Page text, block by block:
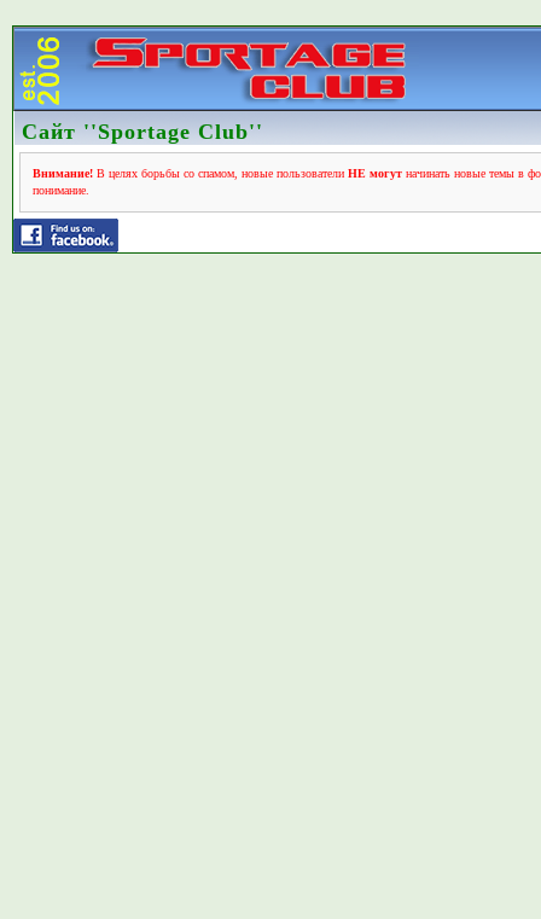
Сайт ''Sportage Club''
Внимание!В целях борьбы со спамом, новые пользователи НЕ могутначинать новые темы в
понимание.